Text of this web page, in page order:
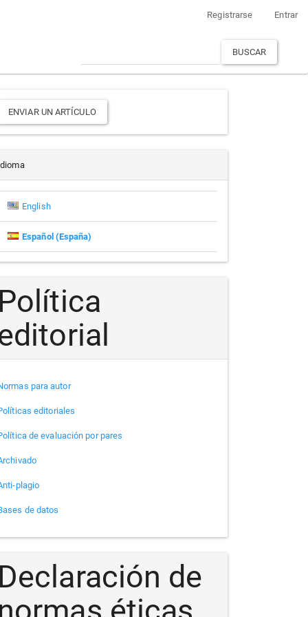
Registrarse Entrar
BUSCAR
ENVIAR UN ARTÍCULO
English
Español (España)
Política
para autor
editoriales
de evaluación por pares
plagio
de datos
Declaración de